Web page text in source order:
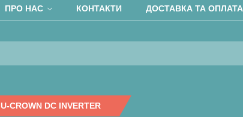
ПРО НАС КОНТАКТИ ДОСТАВКА ТА ОПЛАТА
U-CROWN DC INVERTER